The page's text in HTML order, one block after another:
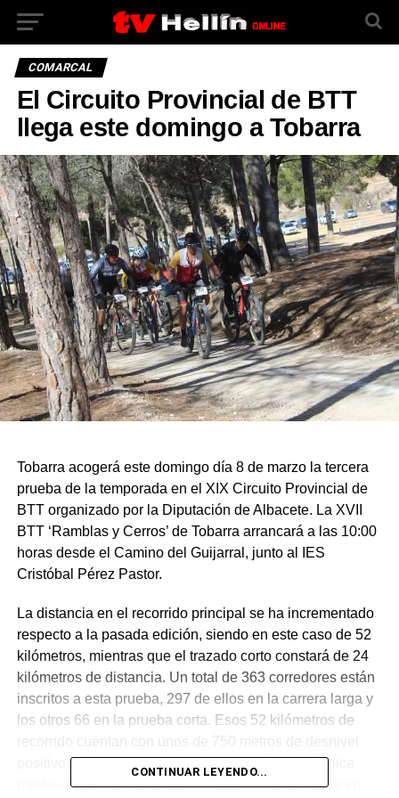
COMARCAL
El Circuito Provincial de BTT
llega este domingo a Tobarra
Tobarra acogerá este domingo día 8 de marzo la tercera
prueba de la temporada en el XIX Circuito Provincial de
BTT organizado por la Diputación de Albacete. La XVII
BTT ‘Ramblas y Cerros’ de Tobarra arrancará a las 10:00
horas desde el Camino del Guijarral, junto al IES
Cristóbal Pérez Pastor.
La distancia en el recorrido principal se ha incrementado
respecto a la pasada edición, siendo en este caso de 52
kilómetros, mientras que el trazado corto constará de 24
kilómetros de distancia. Un total de 363 corredores están
inscritos a esta prueba, 297 de ellos en la carrera larga y
los otros 66 en la prueba corta. Esos 52 kilómetros de
positivo acumulado, con una dificultad física y técnica
media-alta que exigirá un esfuerzo físico mayor que en
CONTINUAR LEYENDO...